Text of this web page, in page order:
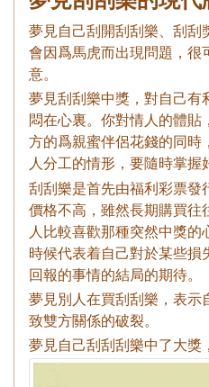
夢見自己刮開刮刮樂、刮刮
會因爲馬虎而出現問題，很
意。
夢見刮刮樂中獎，對自己有
悶在心裏。你對情人的體貼
方的爲親蜜伴侶花錢的同時
人分工的情形，要隨時掌握
刮刮樂是首先由福利彩票發
價格不高，雖然長期購買往
人比較喜歡那種突然中獎
時候代表着自己對於某些損
回報的事情的結局的期待。
夢見別人在買刮刮樂，表示
致雙方關係的破裂。
夢見自己刮刮刮樂中了大獎